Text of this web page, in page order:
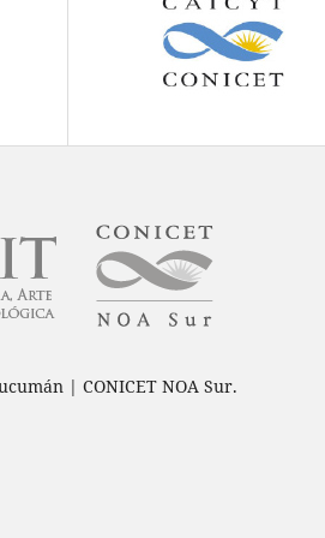
| CONICET NOA Sur.